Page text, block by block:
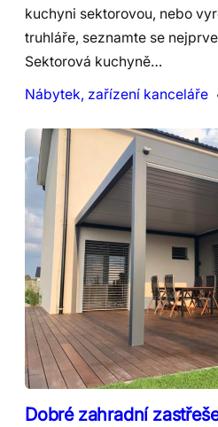
kuchyni sektorovou, nebo
truhláře, seznamte se
Sektorová kuchyně…
Nábytek, zařízení kanceláře
Dobré zahradní